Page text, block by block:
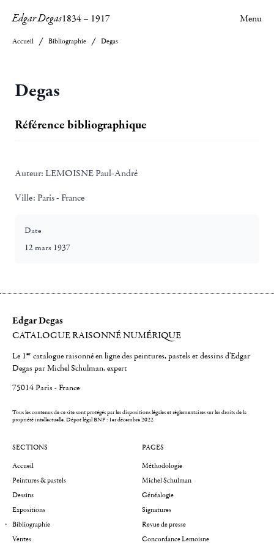
Edgar Degas1834– 1917 Menu
Accueil Bibliographie Degas
Degas
Référence bibliographique
Auteur: LEMOISNE Paul-André
Ville: Paris - France
Date
12 mars 1937
Edgar Degas
CATALOGUE RAISONNÉ NUMÉRIQUE
Le 1er catalogue raisonné en ligne des peintures, pastels et dessins d'Edgar
Degas par Michel Schulman, expert
75014 Paris - France
Tous les contenus de ce site sont protégés par les dispositions légales et réglementaires sur les droits de la
propriété intellectuelle.Dépot légal BNF : 1er décembre 2022
SECTIONS
Accueil
Peintures & pastels
Dessins
Expositions
Bibliographie
Ventes
PAGES
Méthodologie
Michel Schulman
Généalogie
Signatures
Revue de presse
Concordance Lemoisne